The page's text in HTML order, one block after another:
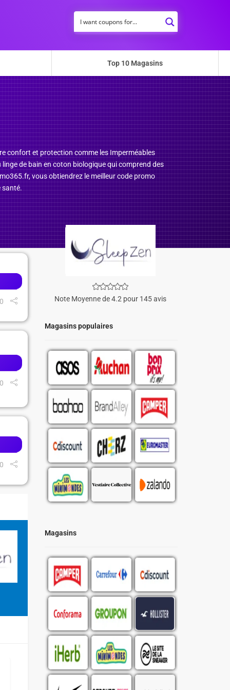
Top 10 Magasins
confort et protection comme les Imperméables
de bain en coton biologique qui comprend des
vous obtiendrez le meilleur code promo
santé.
Note Moyenne de 4.2 pour 145 avis
Magasins populaires
Magasins